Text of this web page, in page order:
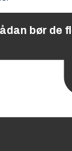
bør de